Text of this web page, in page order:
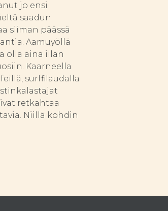
jo ensi
saadun
siiman päässä
Aamuyöllä
olla aina illan
Kaarneella
surffilaudalla
retkahtaa
Niillä kohdin